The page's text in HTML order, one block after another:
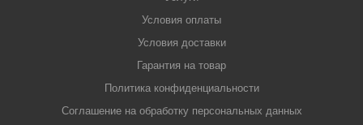
Условия оплаты
Условия доставки
Гарантия на товар
Политика конфиденциальности
Соглашение на обработку персональных данных